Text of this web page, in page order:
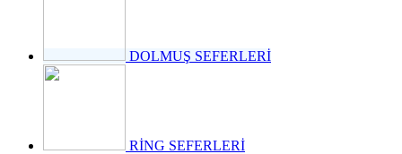
DOLMUŞ SEFERLERİ
RİNG SEFERLERİ